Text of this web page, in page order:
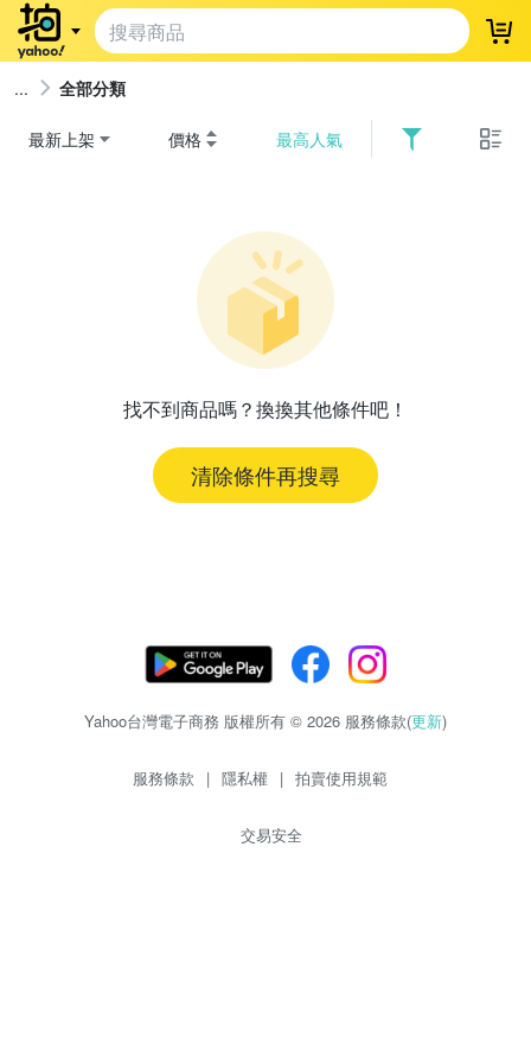
登
全部分類
最新上架 價格 最高人氣
找不到商品嗎？換換其他條件吧！
清除條件再搜尋
Yahoo台灣電子商務 版權所有 © 2026 服務條款(更新)
服務條款 | 隱私權 | 拍賣使用規範
交易安全